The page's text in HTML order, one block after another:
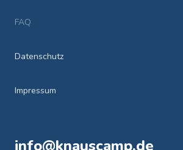
FAQ
Datenschutz
Impressum
info@knauscamp.de